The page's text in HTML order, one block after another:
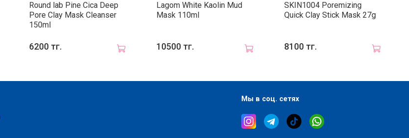
Round lab Pine Cica Deep
Pore Clay Mask Cleanser
150ml
6200 тг.
Lagom White Kaolin Mud
Mask 110ml
10500 тг.
SKIN1004 Poremizing
Quick Clay Stick Mask 27g
8100 тг.
Мы в соц. сетях